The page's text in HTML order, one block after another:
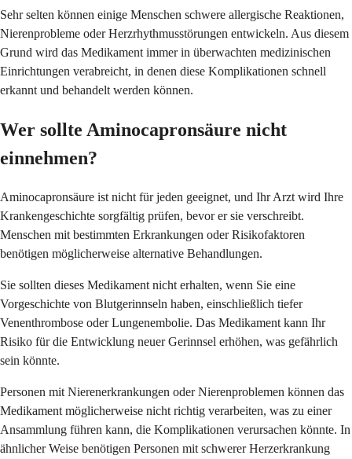
Sehr selten können einige Menschen schwere allergische Reaktionen,
Nierenprobleme oder Herzrhythmusstörungen entwickeln. Aus diesem
Grund wird das Medikament immer in überwachten medizinischen
Einrichtungen verabreicht, in denen diese Komplikationen schnell
erkannt und behandelt werden können.
Wer sollte Aminocapronsäure nicht
einnehmen?
Aminocapronsäure ist nicht für jeden geeignet, und Ihr Arzt wird Ihre
Krankengeschichte sorgfältig prüfen, bevor er sie verschreibt.
Menschen mit bestimmten Erkrankungen oder Risikofaktoren
benötigen möglicherweise alternative Behandlungen.
Sie sollten dieses Medikament nicht erhalten, wenn Sie eine
Vorgeschichte von Blutgerinnseln haben, einschließlich tiefer
Venenthrombose oder Lungenembolie. Das Medikament kann Ihr
Risiko für die Entwicklung neuer Gerinnsel erhöhen, was gefährlich
sein könnte.
Personen mit Nierenerkrankungen oder Nierenproblemen können das
Medikament möglicherweise nicht richtig verarbeiten, was zu einer
Ansammlung führen kann, die Komplikationen verursachen könnte. In
ähnlicher Weise benötigen Personen mit schwerer Herzerkrankung